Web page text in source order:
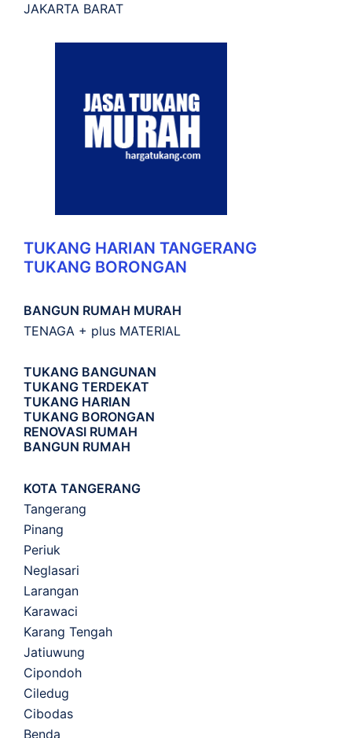
JAKARTA BARAT
TUKANG HARIAN TANGERANG
TUKANG BORONGAN
BANGUN RUMAH MURAH
TENAGA + plus MATERIAL
TUKANG BANGUNAN
TUKANG TERDEKAT
TUKANG HARIAN
TUKANG BORONGAN
RENOVASI RUMAH
BANGUN RUMAH
KOTA TANGERANG
Tangerang
Pinang
Periuk
Neglasari
Larangan
Karawaci
Karang Tengah
Jatiuwung
Cipondoh
Ciledug
Cibodas
Benda